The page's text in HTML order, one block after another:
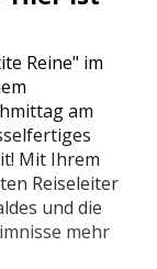
Reine" im
am
Mit Ihrem
Reiseleiter
und die
mehr